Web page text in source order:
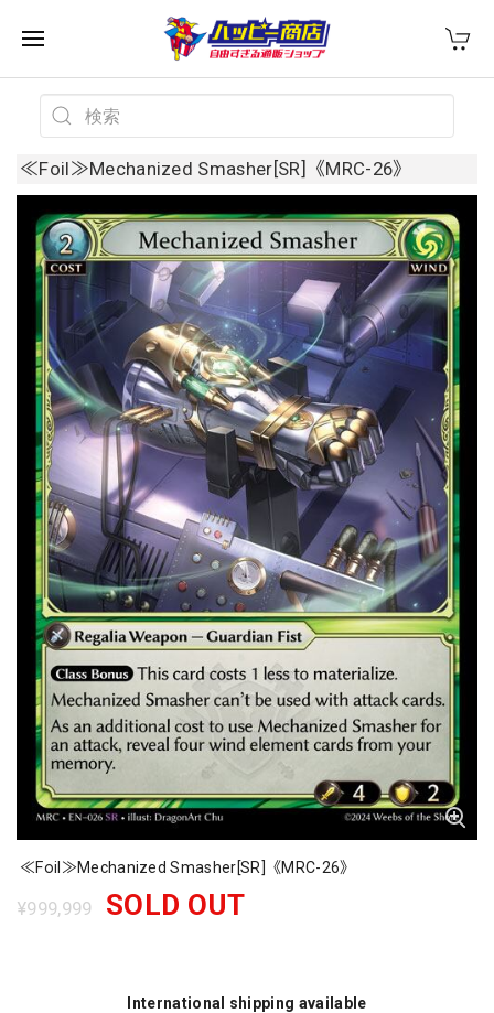
≪Foil≫Mechanized Smasher[SR]《MRC-26》
≪Foil≫Mechanized Smasher[SR]《MRC-26》
¥999,999 SOLD OUT
International shipping available